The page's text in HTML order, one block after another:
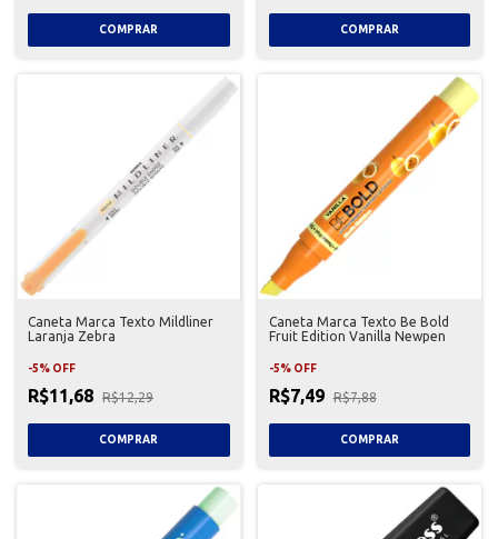
Caneta Marca Texto Mildliner
Laranja Zebra
-5% OFF
R$11,68 R$12,29
Caneta Marca Texto Be Bold
Fruit Edition Vanilla Newpen
-5% OFF
R$7,49 R$7,88